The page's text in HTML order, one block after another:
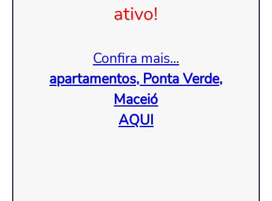
ativo!
Confira mais...
apartamentos, Ponta Verde,
Maceió
AQUI